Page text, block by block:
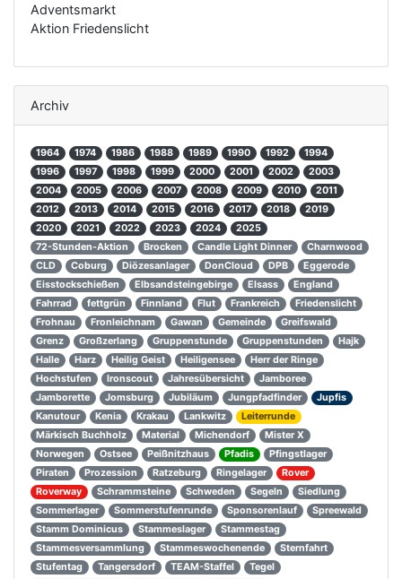
Adventsmarkt
Aktion Friedenslicht
Archiv
1964 1974 1986 1988 1989 1990 1992
1994
1996
1997 1998 1999 2000 2001 2002
2003
2004
2005 2006 2007 2008 2009 2010
2011
2012
2013 2014 2015 2016 2017 2018
2019
2020
2021 2022 2023 2024
2025
72-Stunden-Aktion
Brocken Candle Light Dinner
Charnwood
CLD
Coburg Diözesanlager DonCloud DPB
Eggerode
Eisstockschießen
Elbsandsteingebirge Elsass
England
Fahrrad
fettgrün Finnland Flut Frankreich
Friedenslicht
Frohnau
Fronleichnam Gawan Gemeinde
Greifswald
Grenz
Großzerlang Gruppenstunde Gruppenstunden
Hajk
Halle
Harz Heilig Geist Heiligensee
Herr der Ringe
Hochstufen
Ironscout Jahresübersicht
Jamboree
Jamborette
Jomsburg Jubiläum Jungpfadfinder
Jupfis
Kanutour
Kenia Krakau Lankwitz
Leiterrunde
Märkisch Buchholz
Material Michendorf
Mister X
Norwegen
Ostsee Peißnitzhaus Pfadis
Pfingstlager
Piraten
Prozession Ratzeburg Ringelager
Rover
Roverway
Schrammsteine Schweden Segeln
Siedlung
Sommerlager
Sommerstufenrunde Sponsorenlauf
Spreewald
Stamm Dominicus
Stammeslager
Stammestag
Stammesversammlung
Stammeswochenende
Sternfahrt
Stufentag
Tangersdorf TEAM-Staffel
Tegel